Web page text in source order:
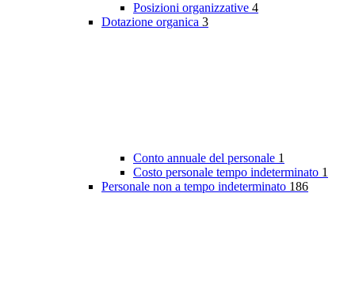
Posizioni organizzative 4
Dotazione organica 3
Conto annuale del personale 1
Costo personale tempo indeterminato 1
Personale non a tempo indeterminato 186